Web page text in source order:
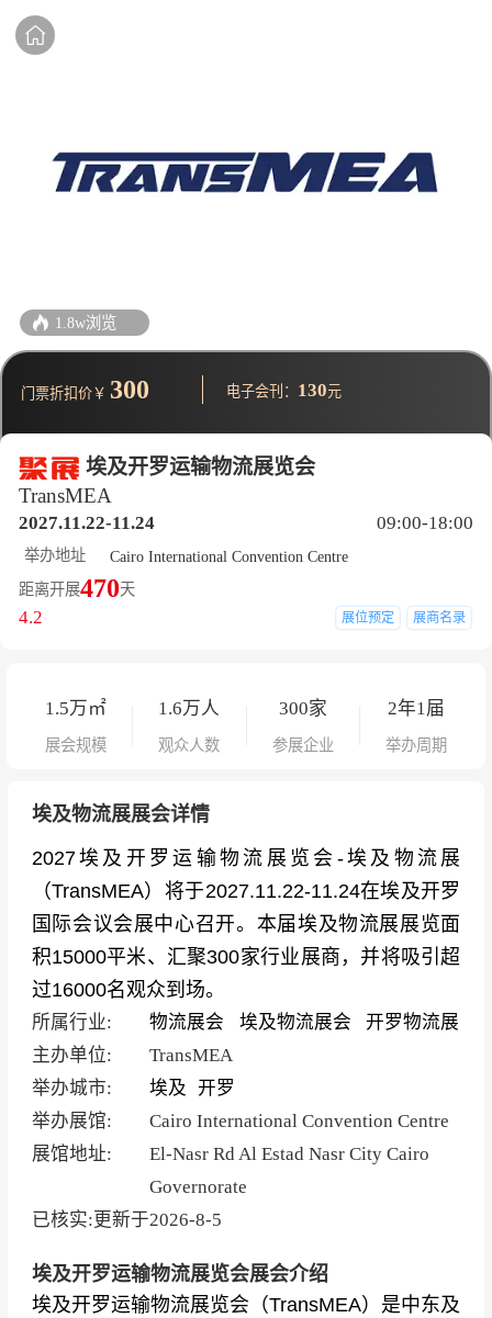
埃及开罗运输物流展览会
TransMEA
2027.11.22-11.24 09:00-18:00
举办地址
Cairo International Convention Centre
距离开展470天
4.2 展位预定 展商名录
1.5万㎡
展会规模
1.6万人
观众人数
300家
参展企业
2年1届
举办周期
1.8w浏览
门票折扣价￥ 300 电子会刊： 130元
埃及物流展展会详情
2027埃及开罗运输物流展览会-埃及物流展
（TransMEA）将于2027.11.22-11.24在埃及开罗
国际会议会展中心召开。本届埃及物流展展览面
积15000平米、汇聚300家行业展商，并将吸引超
过16000名观众到场。
所属行业: 物流展会 埃及物流展会
开罗物流展
主办单位:
TransMEA
举办城市:
埃及
开罗
举办展馆:
Cairo International Convention Centre
展馆地址:
El-Nasr Rd Al Estad Nasr City Cairo
Governorate
已核实:更新于2026-8-5
埃及开罗运输物流展览会展会介绍
埃及开罗运输物流展览会（TransMEA）是中东及